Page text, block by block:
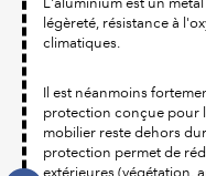
légèreté, résistance à
climatiques.
Il est néanmoins
protection conçue pour
mobilier reste dehors
protection permet de
extérieures (végétation,